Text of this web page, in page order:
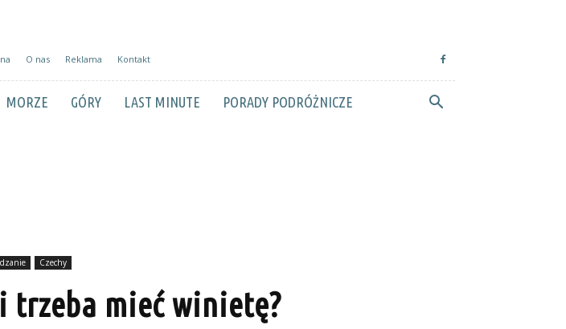
O nas Reklama Kontakt
MORZE GÓRY LAST MINUTE PORADY PODRÓŻNICZE
Czechy
trzeba mieć winietę?